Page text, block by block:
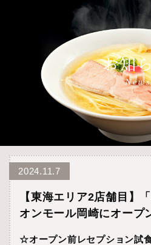
2024.11.7
【東海エリア2店舗目】
オンモール岡崎にオープ
☆オープン前レセプション試